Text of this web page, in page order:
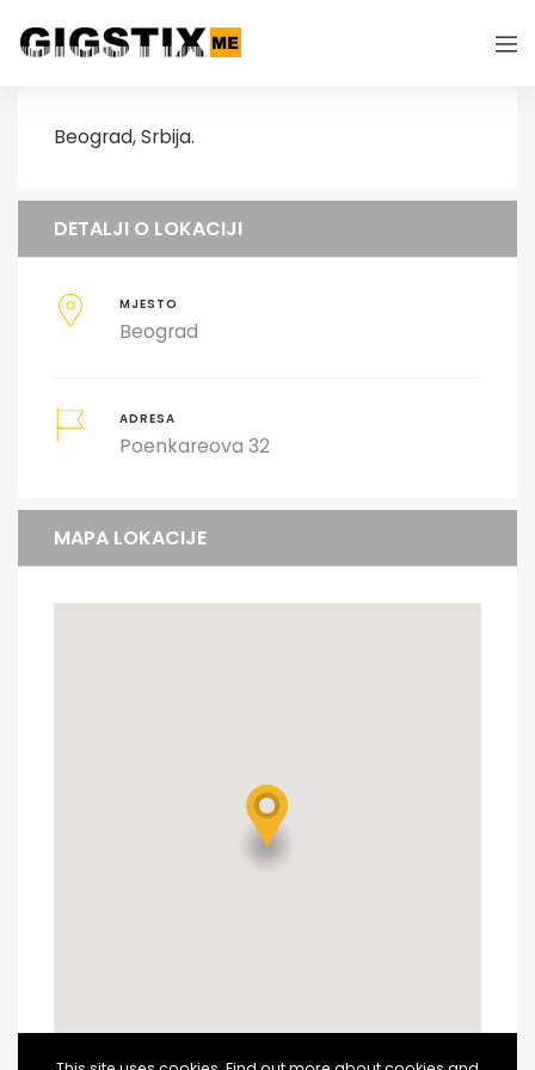
Beograd, Srbija.
DETALJI O LOKACIJI
MJESTO
Beograd
ADRESA
Poenkareova 32
MAPA LOKACIJE